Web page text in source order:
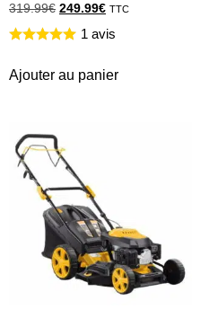
319.99€ 249.99€ TTC
1 avis
Ajouter au panier